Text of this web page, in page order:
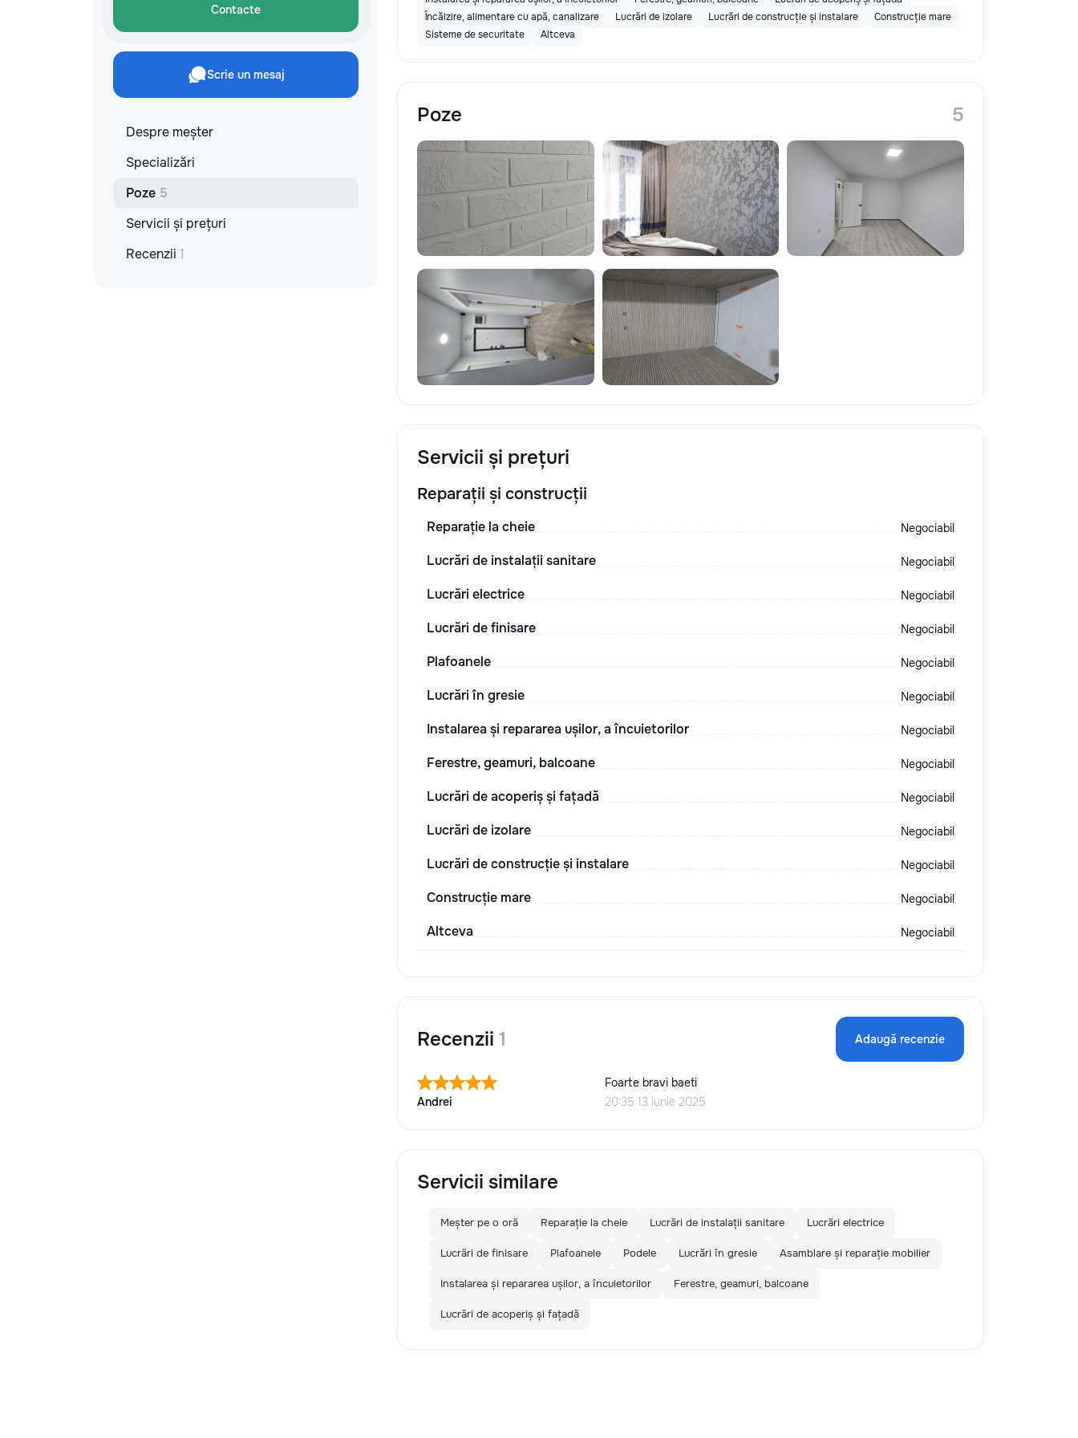
Contacte
Scrie un mesaj
Despre meșter
Specializări
Poze 5
Servicii și prețuri
Recenzii 1
Încălzire, alimentare cu apă, canalizare
Lucrări de izolare Lucrări de construcție și instalare
Construcție mare
Sisteme de securitate
Altceva
Poze 5
Servicii și prețuri
Reparații și construcții
Reparație la cheie Negociabil
Lucrări de instalații sanitare Negociabil
Lucrări electrice Negociabil
Lucrări de finisare Negociabil
Plafoanele Negociabil
Lucrări în gresie Negociabil
Instalarea și repararea ușilor, a încuietorilor Negociabil
Ferestre, geamuri, balcoane Negociabil
Lucrări de acoperiș și fațadă Negociabil
Lucrări de izolare Negociabil
Lucrări de construcție și instalare Negociabil
Construcție mare Negociabil
Altceva Negociabil
Recenzii 1 Adaugă recenzie
Andrei
Foarte bravi baeti
20:35 13 iunie 2025
Servicii similare
Meșter pe o oră Reparație la cheie Lucrări de instalații sanitare Lucrări electrice
Lucrări de finisare Plafoanele Podele Lucrări în gresie Asamblare și reparație mobilier
Instalarea și repararea ușilor, a încuietorilor Ferestre, geamuri, balcoane
Lucrări de acoperiș și fațadă